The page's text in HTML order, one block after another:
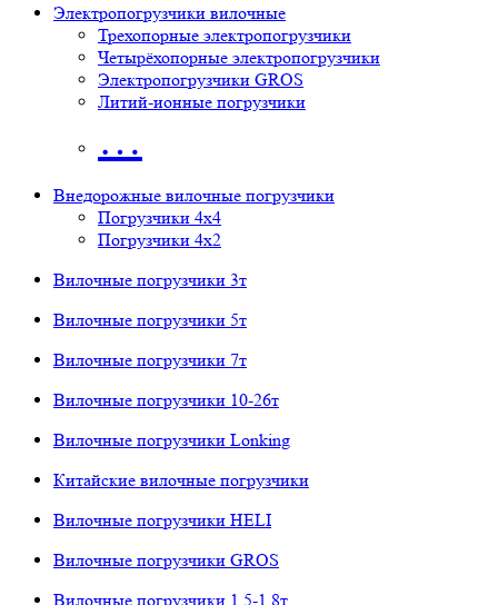
Электропогрузчики вилочные
Трехопорные электропогрузчики
Четырёхопорные электропогрузчики
Электропогрузчики GROS
Литий-ионные погрузчики
…
Внедорожные вилочные погрузчики
Погрузчики 4х4
Погрузчики 4х2
Вилочные погрузчики 3т
Вилочные погрузчики 5т
Вилочные погрузчики 7т
Вилочные погрузчики 10-26т
Вилочные погрузчики Lonking
Китайские вилочные погрузчики
Вилочные погрузчики HELI
Вилочные погрузчики GROS
Вилочные погрузчики 1,5-1,8т